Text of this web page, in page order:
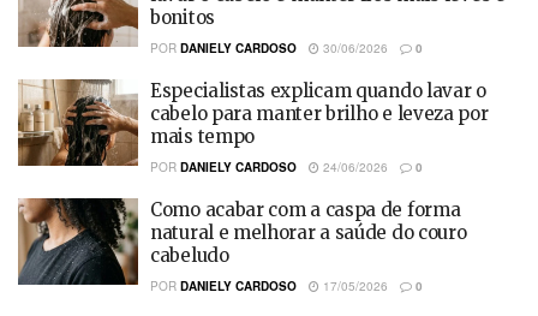
bonitos
POR DANIELY CARDOSO 30/06/2026 0
Especialistas explicam quando lavar o
cabelo para manter brilho e leveza por
mais tempo
POR DANIELY CARDOSO 24/06/2026 0
Como acabar com a caspa de forma
natural e melhorar a saúde do couro
cabeludo
POR DANIELY CARDOSO 17/05/2026 0